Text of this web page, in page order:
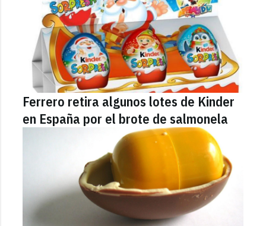
Ferrero retira algunos lotes de Kinder
en España por el brote de salmonela